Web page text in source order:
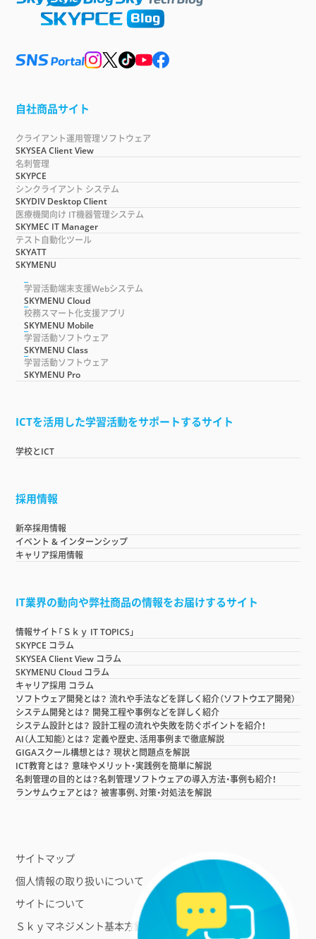
自社商品サイト
クライアント運用管理ソフトウェア
SKYSEA Client View
名刺管理
SKYPCE
シンクライアント システム
SKYDIV Desktop Client
医療機関向け IT機器管理システム
SKYMEC IT Manager
テスト自動化ツール
SKYATT
SKYMENU
学習活動端末支援Webシステム
SKYMENU Cloud
校務スマート化支援アプリ
SKYMENU Mobile
学習活動ソフトウェア
SKYMENU Class
学習活動ソフトウェア
SKYMENU Pro
ICTを活用した学習活動をサポートするサイト
学校とICT
採用情報
新卒採用情報
イベント & インターンシップ
キャリア採用情報
IT業界の動向や弊社商品の情報をお届けするサイト
情報サイト「Ｓｋｙ IT TOPICS」
SKYPCE コラム
SKYSEA Client View コラム
SKYMENU Cloud コラム
キャリア採用 コラム
ソフトウェア開発とは？ 流れや手法などを詳しく紹介（ソフトウエア開発）
システム開発とは？ 開発工程や事例などを詳しく紹介
システム設計とは？ 設計工程の流れや失敗を防ぐポイントを紹介！
AI（人工知能）とは？ 定義や歴史、活用事例まで徹底解説
GIGAスクール構想とは？ 現状と問題点を解説
ICT教育とは？ 意味やメリット・実践例を簡単に解説
名刺管理の目的とは？名刺管理ソフトウェアの導入方法・事例も紹介！
ランサムウェアとは？ 被害事例、対策・対処法を解説
サイトマップ
個人情報の取り扱いについて
サイトについて
Ｓｋｙマネジメント基本方針